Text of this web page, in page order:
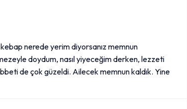
nerede yerim diyorsanız memnun
doydum, nasıl yiyeceğim derken, lezzeti
de çok güzeldi. Ailecek memnun kaldık. Yine